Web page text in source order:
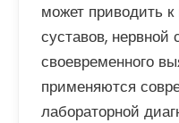
может приводить
суставов,
своевременного
применяются
лабораторной